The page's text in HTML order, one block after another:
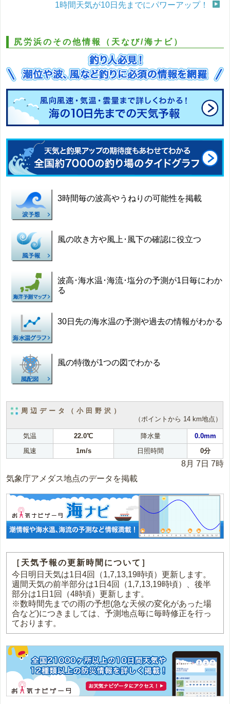
1時間天気が10日先までにパワーアップ！
尻労浜のその他情報（天なび/海ナビ）
3時間毎の波高やうねりの可能性を掲載
風の吹き方や風上･風下の確認に役立つ
波高･海水温･海流･塩分の予測が1日毎にわか
る
30日先の海水温の予測や過去の情報がわかる
風の特徴が1つの図でわかる
周辺データ（小田野沢）
（ポイントから 14 km地点）
気温 22.0℃ 降水量
0.0mm
風速
1m/s 日照時間 0分
8月 7日 7時
気象庁アメダス地点のデータを掲載
［天気予報の更新時間について］
今日明日天気は1日4回（1,7,13,19時頃）更新します。
週間天気の前半部分は1日4回（1,7,13,19時頃）、後半
部分は1日1回（4時頃）更新します。
※数時間先までの雨の予想(急な天候の変化があった場
合など)につきましては、予測地点毎に毎時修正を行っ
ております。